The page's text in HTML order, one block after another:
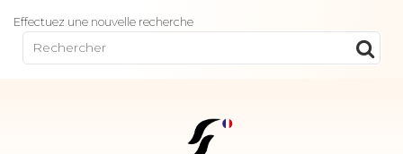
Effectuez une nouvelle recherche